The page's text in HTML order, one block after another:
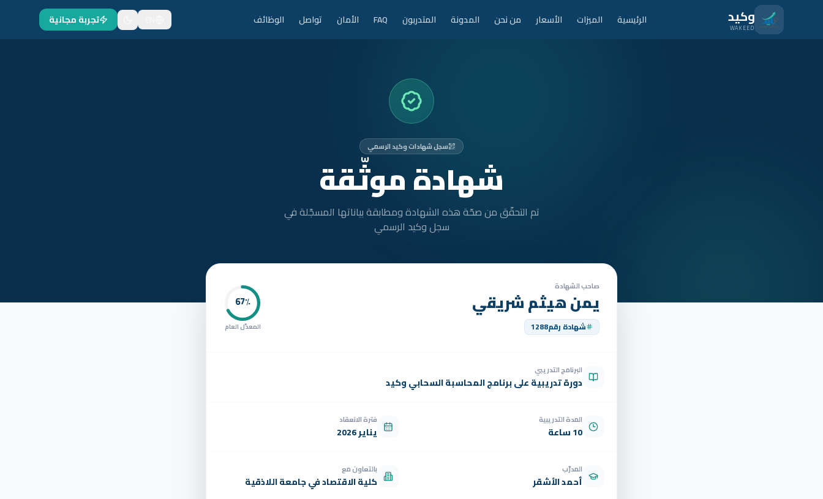
انتقل للمحتوى الرئيسيوكيد
WAKEED الرئيسية الميزات الأسعار من نحن المدونة المتدربون FAQ الأمان تواصل الوظائف تجربة مجانية
سجل شهادات وكيد الرسمي
شهادة موثّقة
تم التحقّق من صحّة هذه الشهادة ومطابقة بياناتها المسجّلة في
سجل وكيد الرسمي
صاحب الشهادة
يمن هيثم شريقي
شهادة رقم1288
67٪
المعدّل العام
البرنامج التدريبي
دورة تدريبية على برنامج المحاسبة السحابي وكيد
المدة التدريبية
10 ساعة
فترة الانعقاد
يناير 2026
المدرّب
أحمد الأشقر
بالتعاون مع
كلية الاقتصاد في جامعة اللاذقية